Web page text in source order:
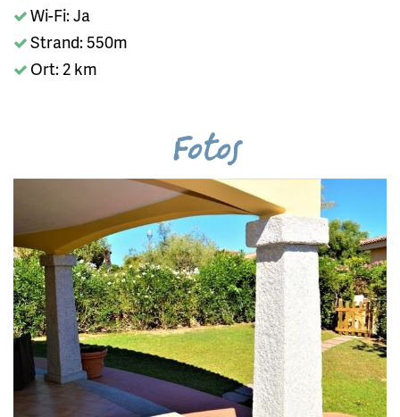
Wi-Fi: Ja
Strand: 550m
Ort: 2 km
Fotos